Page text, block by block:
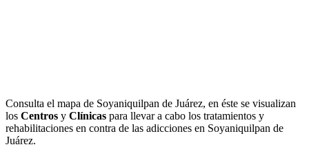
Consulta el mapa de Soyaniquilpan de Juárez, en éste se visualizan
los Centros y Clínicas para llevar a cabo los tratamientos y
rehabilitaciones en contra de las adicciones en Soyaniquilpan de
Juárez.